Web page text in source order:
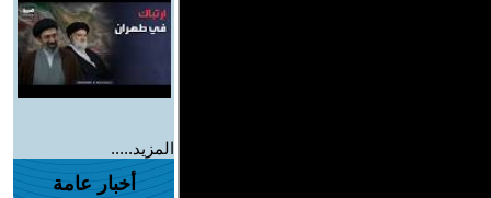
المزيد.....
أخبار عامة